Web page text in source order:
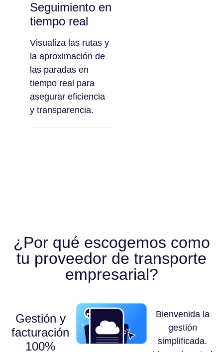
Seguimiento en
tiempo real
Visualiza las rutas y
la aproximación de
las paradas en
tiempo real para
asegurar eficiencia
y transparencia.
¿Por qué escogemos como
tu proveedor de transporte
empresarial?
Gestión y
facturación
100%
Bienvenida la
gestión
simplificada.